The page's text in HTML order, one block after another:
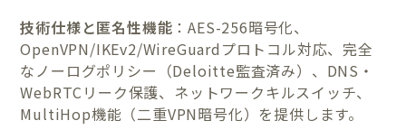
技術仕様と匿名性機能 ：AES-256暗号化、
OpenVPN/IKEv2/WireGuardプロトコル対応、完全
なノーログポリシー（Deloitte監査済み）、DNS・
WebRTCリーク保護、ネットワークキルスイッチ、
MultiHop機能（二重VPN暗号化）を提供します。